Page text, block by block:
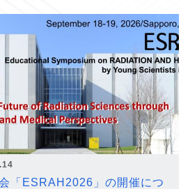
「ESRAH2026」の開催につ